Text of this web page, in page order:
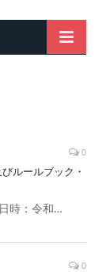
0
ルールブック・
時：令和…
0